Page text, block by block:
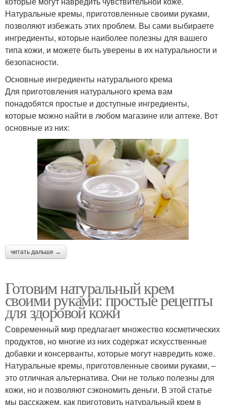
Натуральные кремы, приготовленные своими руками,
позволяют избежать этих проблем. Вы сами выбираете
ингредиенты, которые наиболее полезны для вашего
типа кожи, и можете быть уверены в их натуральности и
безопасности.
Основные ингредиенты натурального крема
Для приготовления натурального крема вам
понадобятся простые и доступные ингредиенты,
которые можно найти в любом магазине или аптеке. Вот
основные из них:
читать дальше →
Готовим натуральный крем
своими руками: простые рецепты
для здоровой кожи
Современный мир предлагает множество косметических
продуктов, но многие из них содержат искусственные
добавки и консерванты, которые могут навредить коже.
Натуральные кремы, приготовленные своими руками, –
это отличная альтернатива. Они не только полезны для
кожи, но и позволяют сэкономить деньги. В этой статье
мы расскажем, как приготовить натуральный крем в